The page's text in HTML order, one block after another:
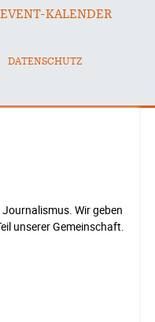
EVENT-KALENDER
DATENSCHUTZ
Wir geben
unserer Gemeinschaft.